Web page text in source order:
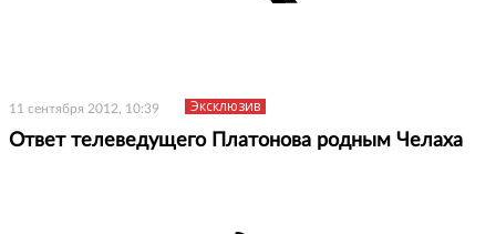
11 сентября 2012, 10:39 Эксклюзив
Ответ телеведущего Платонова родным Челаха